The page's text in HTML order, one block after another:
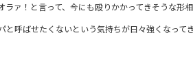
ァ！と言って、今にも殴りかかってきそうな形
呼ばせたくないという気持ちが日々強くなって